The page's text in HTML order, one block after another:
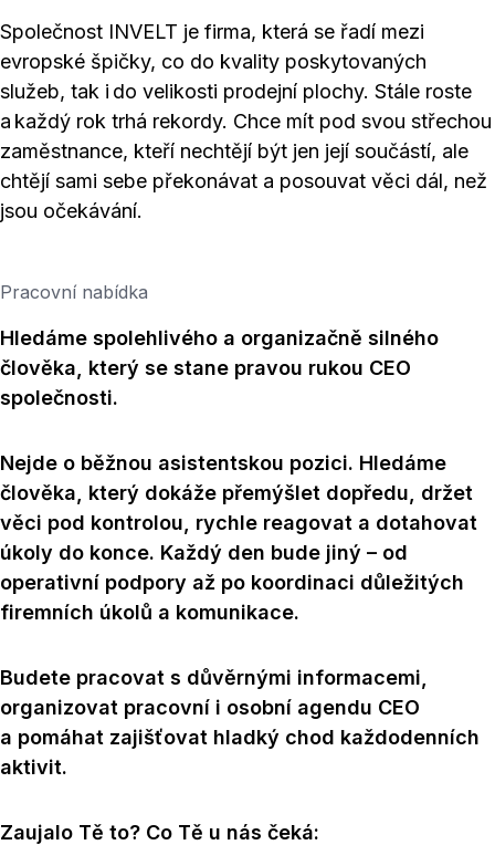
Společnost INVELT je firma, která se řadí mezi
evropské špičky, co do kvality poskytovaných
služeb, tak i do velikosti prodejní plochy. Stále roste
a každý rok trhá rekordy. Chce mít pod svou střechou
zaměstnance, kteří nechtějí být jen její součástí, ale
chtějí sami sebe překonávat a posouvat věci dál, než
jsou očekávání.
Pracovní nabídka
Hledáme spolehlivého a organizačně silného
člověka, který se stane pravou rukou CEO
společnosti.
Nejde o běžnou asistentskou pozici. Hledáme
člověka, který dokáže přemýšlet dopředu, držet
věci pod kontrolou, rychle reagovat a dotahovat
úkoly do konce. Každý den bude jiný – od
operativní podpory až po koordinaci důležitých
firemních úkolů a komunikace.
Budete pracovat s důvěrnými informacemi,
organizovat pracovní i osobní agendu CEO
a pomáhat zajišťovat hladký chod každodenních
aktivit.
Zaujalo Tě to? Co Tě u nás čeká: